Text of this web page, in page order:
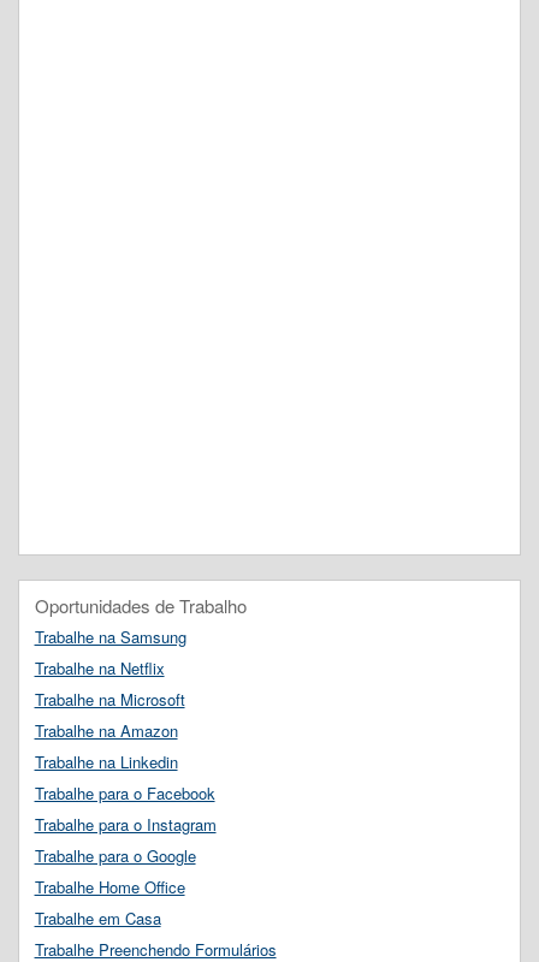
Oportunidades de Trabalho
Trabalhe na Samsung
Trabalhe na Netflix
Trabalhe na Microsoft
Trabalhe na Amazon
Trabalhe na Linkedin
Trabalhe para o Facebook
Trabalhe para o Instagram
Trabalhe para o Google
Trabalhe Home Office
Trabalhe em Casa
Trabalhe Preenchendo Formulários